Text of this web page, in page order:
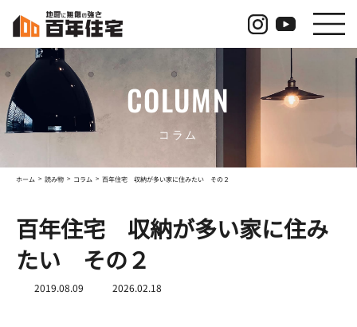
ツ
ス
キ
ッ
シ
ン
に
移
COLUMN
コラム
ホーム 読み物 コラム 百年住宅 収納が多い家に住みたい その２
百年住宅 収納が多い家に住み
たい その２
2019.08.09
最
2026.02.18